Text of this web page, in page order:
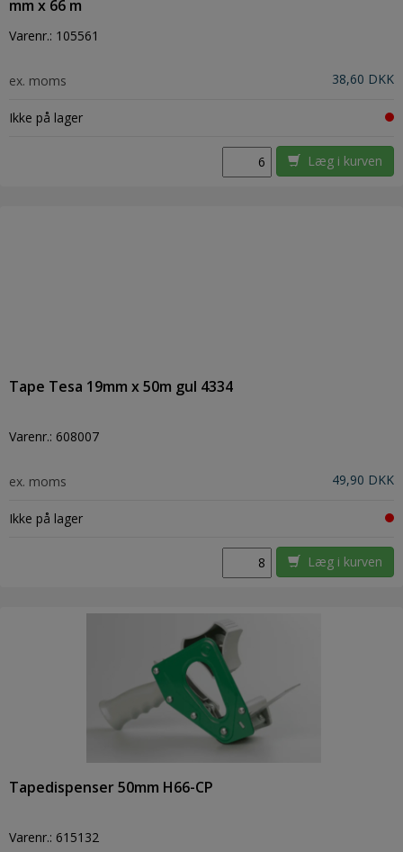
mm x 66 m
Varenr.: 105561
ex. moms 38,60 DKK
Ikke på lager
Læg i kurven
Tape Tesa 19mm x 50m gul 4334
Varenr.: 608007
ex. moms 49,90 DKK
Ikke på lager
Læg i kurven
Tapedispenser 50mm H66-CP
Varenr.: 615132